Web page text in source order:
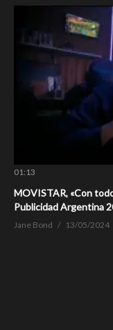
01:13
MOVISTAR, «Con
Publicidad Argentina
Jane Bond 13/05/2024